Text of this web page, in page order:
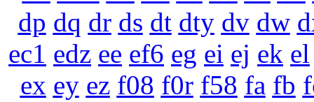
dp dq dr ds dt dty dv dw
ec1 edz ee ef6 eg ei ej ek el
ex ey ez f08 f0r f58 fa fb